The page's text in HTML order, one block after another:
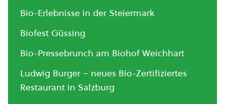
Bio-Erlebnisse in der Steiermark
Biofest Güssing
Bio-Pressebrunch am Biohof Weichhart
Ludwig Burger – neues Bio-Zertifiziertes
Restaurant in Salzburg